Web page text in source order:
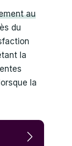
au
du
la
la